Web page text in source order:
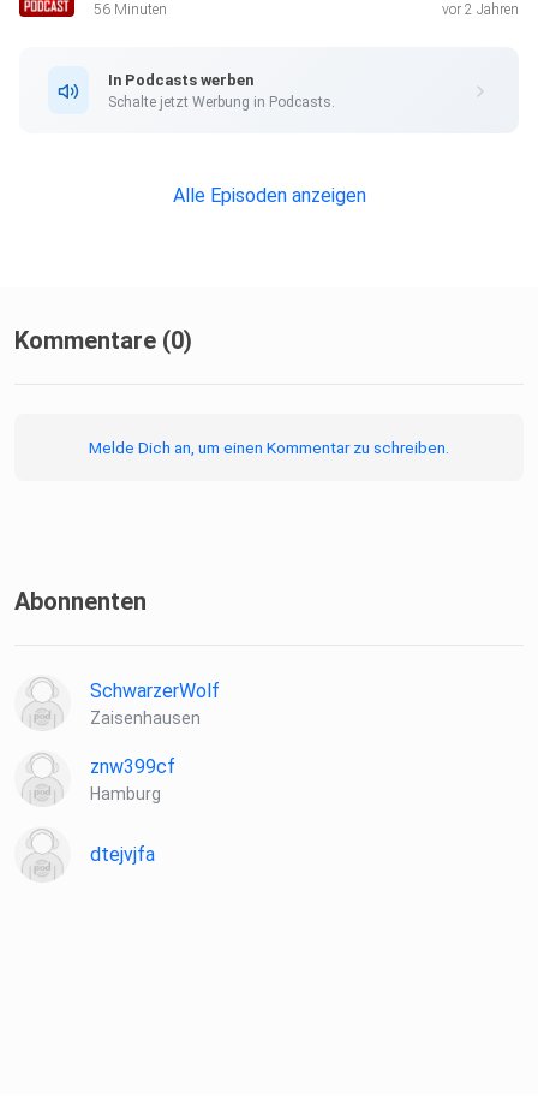
56 Minuten vor 2 Jahren
In Podcasts werben
Schalte jetzt Werbung in Podcasts.
Alle Episoden anzeigen
Kommentare (0)
Melde Dich an, um einen Kommentar zu schreiben.
Abonnenten
SchwarzerWolf
Zaisenhausen
znw399cf
Hamburg
dtejvjfa